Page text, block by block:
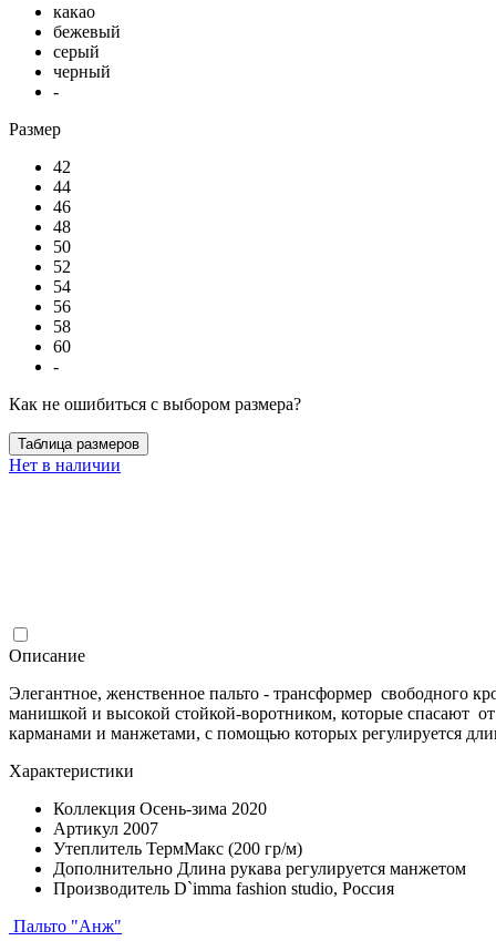
какао
бежевый
серый
черный
-
Размер
42
44
46
48
50
52
54
56
58
60
-
Как не ошибиться с выбором размера?
Таблица размеров
Нет в наличии
Описание
Элегантное, женственное пальто - трансформер свободного
манишкой и высокой стойкой-воротником, которые спасают
карманами и манжетами, с помощью которых регулируется
Характеристики
Коллекция Осень-зима 2020
Артикул 2007
Утеплитель ТермМакс (200 гр/м)
Дополнительно Длина рукава регулируется манжетом
Производитель D`imma fashion studio, Россия
Пальто "Анж"